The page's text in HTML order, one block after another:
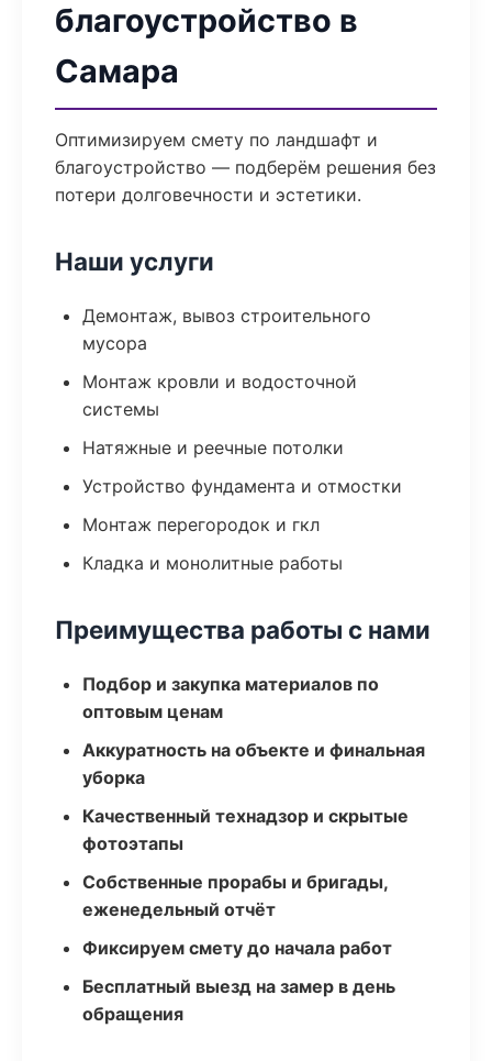
благоустройство в
Самара
Оптимизируем смету по ландшафт и
благоустройство — подберём решения без
потери долговечности и эстетики.
Наши услуги
Демонтаж, вывоз строительного
мусора
Монтаж кровли и водосточной
системы
Натяжные и реечные потолки
Устройство фундамента и отмостки
Монтаж перегородок и гкл
Кладка и монолитные работы
Преимущества работы с нами
Подбор и закупка материалов по
оптовым ценам
Аккуратность на объекте и финальная
уборка
Качественный технадзор и скрытые
фотоэтапы
Собственные прорабы и бригады,
еженедельный отчёт
Фиксируем смету до начала работ
Бесплатный выезд на замер в день
обращения